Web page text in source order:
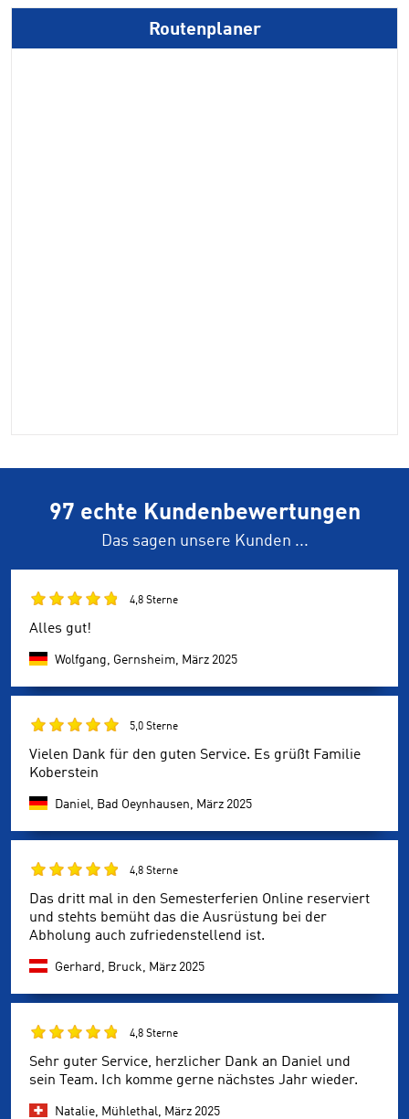
Routenplaner
97 echte Kundenbewertungen
Das sagen unsere Kunden ...
4,8 Sterne
Alles gut!
Wolfgang, Gernsheim, März 2025
5,0 Sterne
Vielen Dank für den guten Service. Es grüßt Familie
Koberstein
Daniel, Bad Oeynhausen, März 2025
4,8 Sterne
Das dritt mal in den Semesterferien Online reserviert
und stehts bemüht das die Ausrüstung bei der
Abholung auch zufriedenstellend ist.
Gerhard, Bruck, März 2025
4,8 Sterne
Sehr guter Service, herzlicher Dank an Daniel und
sein Team. Ich komme gerne nächstes Jahr wieder.
Natalie, Mühlethal, März 2025